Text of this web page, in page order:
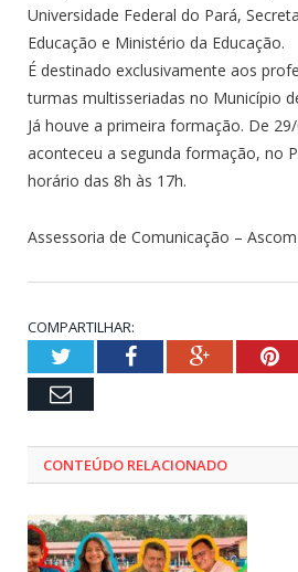
Universidade Federal do Pará,
Educação e Ministério da Educação.
É destinado exclusivamente aos
turmas multisseriadas no Município
Já houve a primeira formação. De
aconteceu a segunda formação, no
horário das 8h às 17h.
Assessoria de Comunicação – Ascom
COMPARTILHAR:
TwitterFacebookGoogle+
Email
CONTEÚDO RELACIONADO